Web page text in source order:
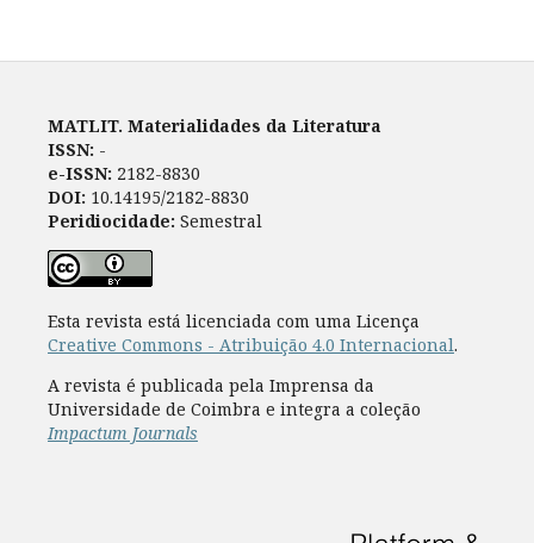
MATLIT. Materialidades da Literatura
ISSN: -
e-ISSN: 2182-8830
DOI: 10.14195/2182-8830
Peridiocidade: Semestral
Esta revista está licenciada com uma Licença
Creative Commons - Atribuição 4.0 Internacional.
A revista é publicada pela Imprensa da
Universidade de Coimbra e integra a coleção
Impactum Journals